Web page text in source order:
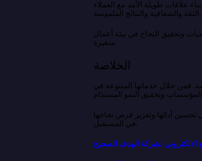
علاقات طويلة الأمد مع العملاء
وتحقيق النجاح في بيئة أعمال
متغيرة.
الخلاصة
فمن خلال خدماتها المتنوعة في
أدائها وتعزيز فرص نجاحها
في المستقبل.
الالكتروني لشركة الهدف الصحيح